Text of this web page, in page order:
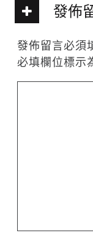
發佈
發佈留言必須
必填欄位標示